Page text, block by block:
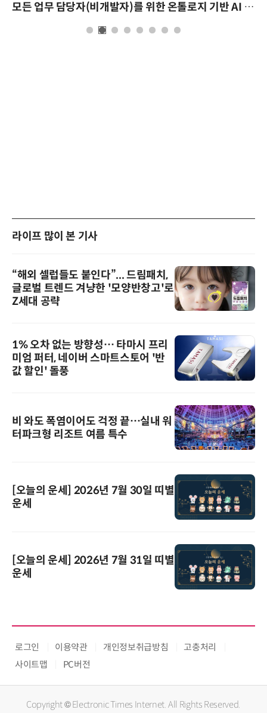
AI 핀옵스 실전 세미나: 폭증하는 AI 토큰 비용 관리 전략
라이프 많이 본 기사
“해외 셀럽들도 붙인다”... 드림패치,
글로벌 트렌드 겨냥한 '모양반창고'로
Z세대 공략
1% 오차 없는 방향성… 타마시 프리
미엄 퍼터, 네이버 스마트스토어 '반
값 할인' 돌풍
비 와도 폭염이어도 걱정 끝…실내 워
터파크형 리조트 여름 특수
[오늘의 운세] 2026년 7월 30일 띠별
운세
[오늘의 운세] 2026년 7월 31일 띠별
운세
로그인 이용약관 개인정보취급방침
고충처리
사이트맵
PC버전
Copyright © Electronic Times Internet. All Rights Reserved.